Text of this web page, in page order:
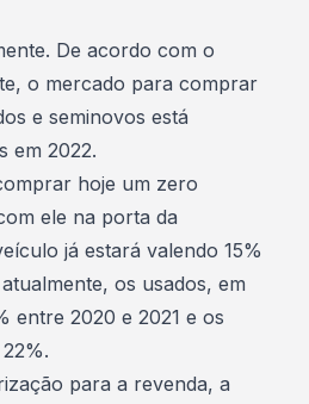
De acordo com o
o mercado para comprar
e seminovos está
em 2022.
hoje um zero
ele na porta da
já estará valendo 15%
os usados, em
entre 2020 e 2021 e os
para a revenda, a